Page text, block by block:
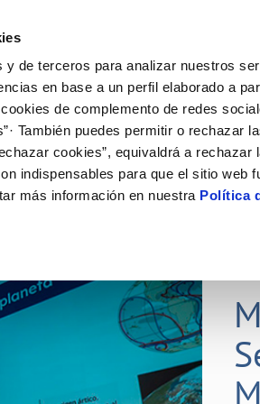
y de terceros para analizar nuestros
en base a un perfil elaborado a
de complemento de redes
También puedes permitir o rechazar
cookies”, equivaldrá a
indispensables para que el sitio web
más información en nuestra Política
de titular
de suministro
obras
VER TODAS LAS
Tu Servicio
AL CLIENTE
contacto
y afectaciones
e impresos
Carta
Tu Agua
del agua
DE GESTIÓN Y CERTIFICADOS